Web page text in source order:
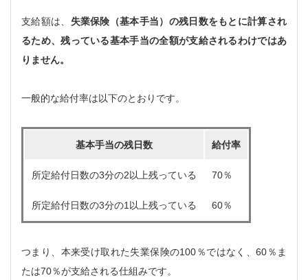
支給額は、 失業保険（基本手当）の残日数をもとに計算され
るため、残っている基本手当の全額が支給されるわけではあ
りません。
一般的な給付率は以下のとおりです。
基本手当の残日数 給付率
所定給付日数の3分の2以上残っている 70％
所定給付日数の3分の1以上残っている 60％
つまり、本来受け取れた失業保険の100％ではなく、60％ま
たは70％が支給される仕組みです。